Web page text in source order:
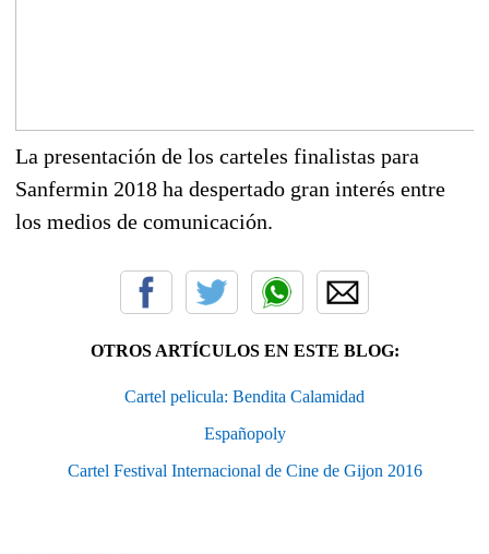
La presentación de los carteles finalistas para
Sanfermin 2018 ha despertado gran interés entre
los medios de comunicación.
OTROS ARTÍCULOS EN ESTE BLOG:
Cartel pelicula: Bendita Calamidad
Españopoly
Cartel Festival Internacional de Cine de Gijon 2016